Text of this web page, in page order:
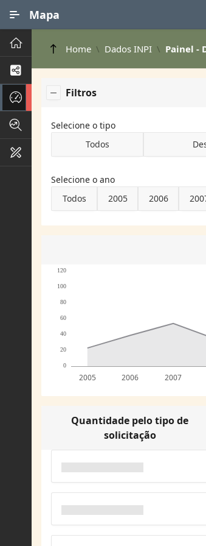
Mapa
Processos de Negócios
Home Dados INPI Painel -
Filtros
Selecione o tipo
Todos
Selecione o ano
Todos
2005 2006
0
20
40
60
80
100
120
2005 2006 2007
Quantidade pelo tipo de
solicitação